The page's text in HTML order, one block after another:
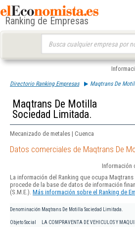
Ranking de Empresas
Directorio Ranking Empresas Maqtrans De
Maqtrans De Motilla
Sociedad Limitada.
Mecanizado de metales | Cuenca
Datos comerciales de Maqtrans De
Información
La información del Ranking que ocupa
procede de la base de datos de información
(S.M.E.). Más información sobre el Ranking de
Denominación Maqtrans De Motilla Sociedad Limitada.
Objeto Social
LA COMPRAVENTA DE VEHICULOS Y